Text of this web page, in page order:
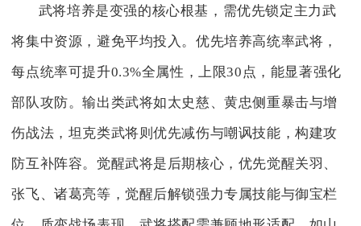
武将培养是变强的核心根基，需优先锁定主力武
将集中资源，避免平均投入。优先培养高统率武将，
每点统率可提升0.3%全属性，上限30点，能显著强化
部队攻防。输出类武将如太史慈、黄忠侧重暴击与增
伤战法，坦克类武将则优先减伤与嘲讽技能，构建攻
防互补阵容。觉醒武将是后期核心，优先觉醒关羽、
张飞、诸葛亮等，觉醒后解锁强力专属技能与御宝栏